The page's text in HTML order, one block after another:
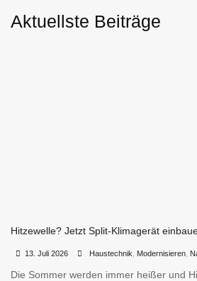
Aktuellste Beiträge
Hitzewelle? Jetzt Split-Klimagerät
13. Juli 2026 Haustechnik Modernisieren,
Die Sommer werden immer heißer und